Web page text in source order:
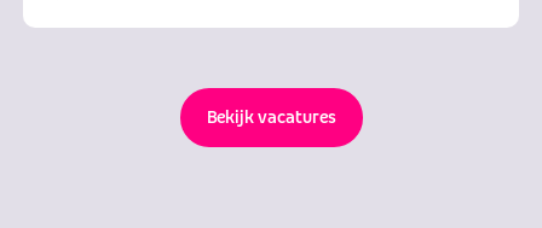
Bekijk vacatures